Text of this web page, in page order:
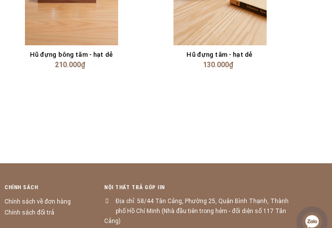
HẾT HÀNG
Hũ đựng bông tăm - hạt dẻ
210.000₫
GIỎ HÀNG
Hũ đựng tăm - hạt dẻ
130.000₫
CHÍNH SÁCH
Chính sách về đơn hàng
Chính sách đổi trả
NỘI THẤT TRẢ GÓP IIN
Địa chỉ: 58/44 Tân Cảng, Phường 25, Quận Bình Thạnh, Thành
phố Hồ Chí Minh (Nhà đầu tiên trong hẻm - đối diện số 117 Tân
Cảng)